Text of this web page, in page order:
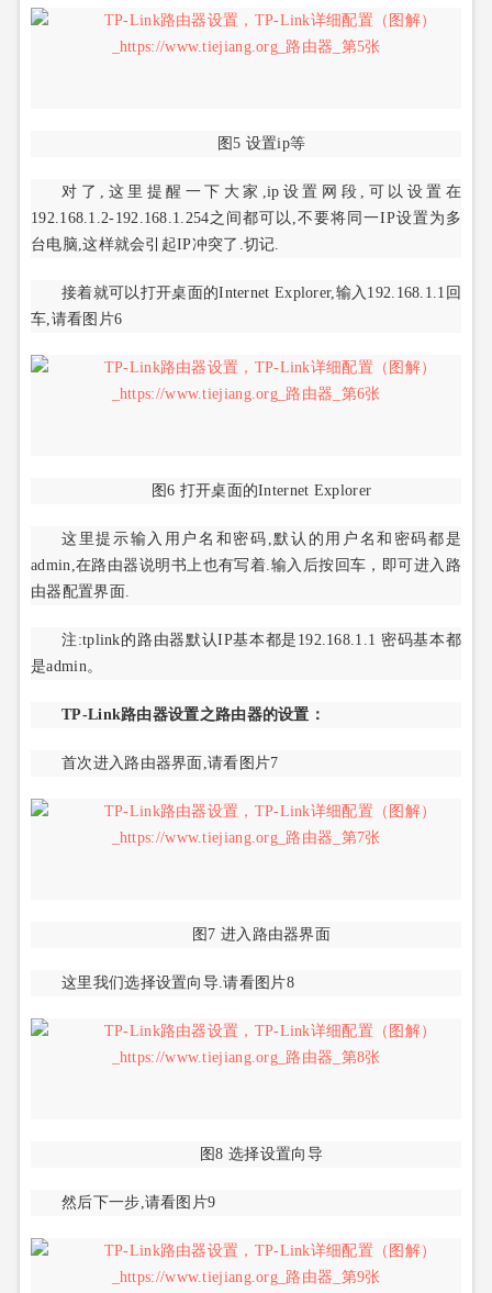
图5 设置ip等
对了,这里提醒一下大家,ip设置网段,可以设置在
192.168.1.2-192.168.1.254之间都可以,不要将同一IP设置为多
台电脑,这样就会引起IP冲突了.切记.
接着就可以打开桌面的Internet Explorer,输入192.168.1.1回
车,请看图片6
图6 打开桌面的Internet Explorer
这里提示输入用户名和密码,默认的用户名和密码都是
admin,在路由器说明书上也有写着.输入后按回车，即可进入路
由器配置界面.
注:tplink的路由器默认IP基本都是192.168.1.1 密码基本都
是admin。
TP-Link路由器设置之路由器的设置：
首次进入路由器界面,请看图片7
图7 进入路由器界面
这里我们选择设置向导.请看图片8
图8 选择设置向导
然后下一步,请看图片9